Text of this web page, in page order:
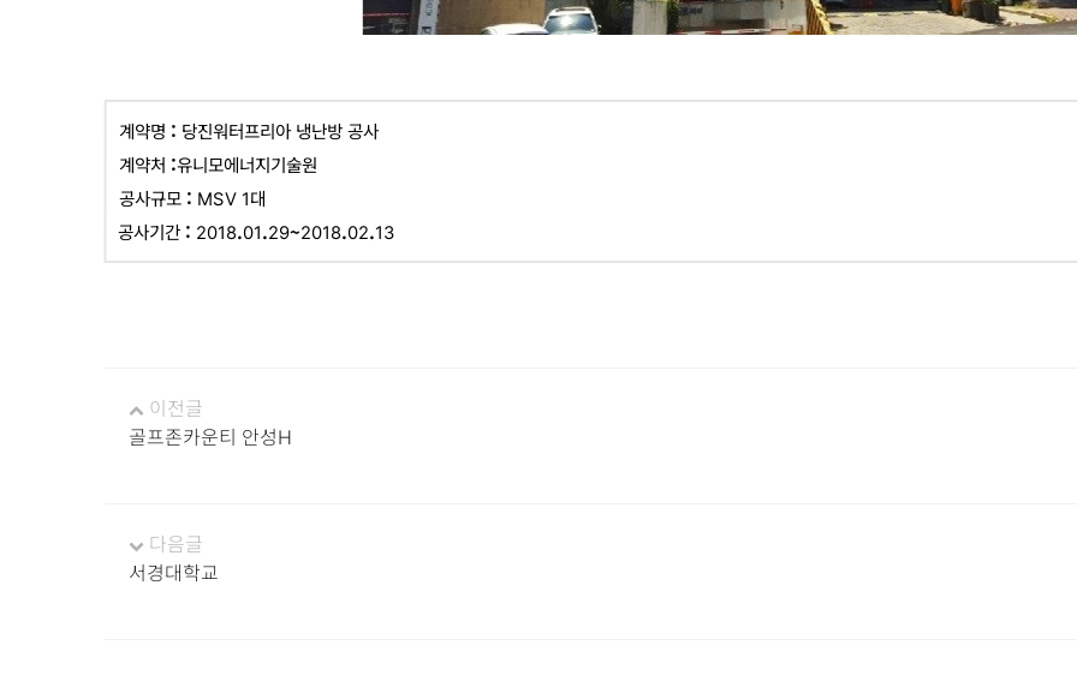
계약명 : 당진워터프리아 냉난방 공사
계약처 :유니모에너지기술원
공사규모 : MSV 1대
공사기간 : 2018.01.29~2018.02.13
이전글
골프존카운티 안성H
다음글
서경대학교